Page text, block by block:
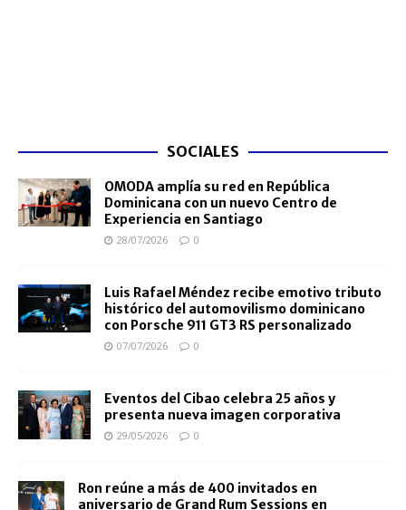
SOCIALES
OMODA amplía su red en República
Dominicana con un nuevo Centro de
Experiencia en Santiago
28/07/2026 0
Luis Rafael Méndez recibe emotivo tributo
histórico del automovilismo dominicano
con Porsche 911 GT3 RS personalizado
07/07/2026 0
Eventos del Cibao celebra 25 años y
presenta nueva imagen corporativa
29/05/2026 0
Ron reúne a más de 400 invitados en
aniversario de Grand Rum Sessions en